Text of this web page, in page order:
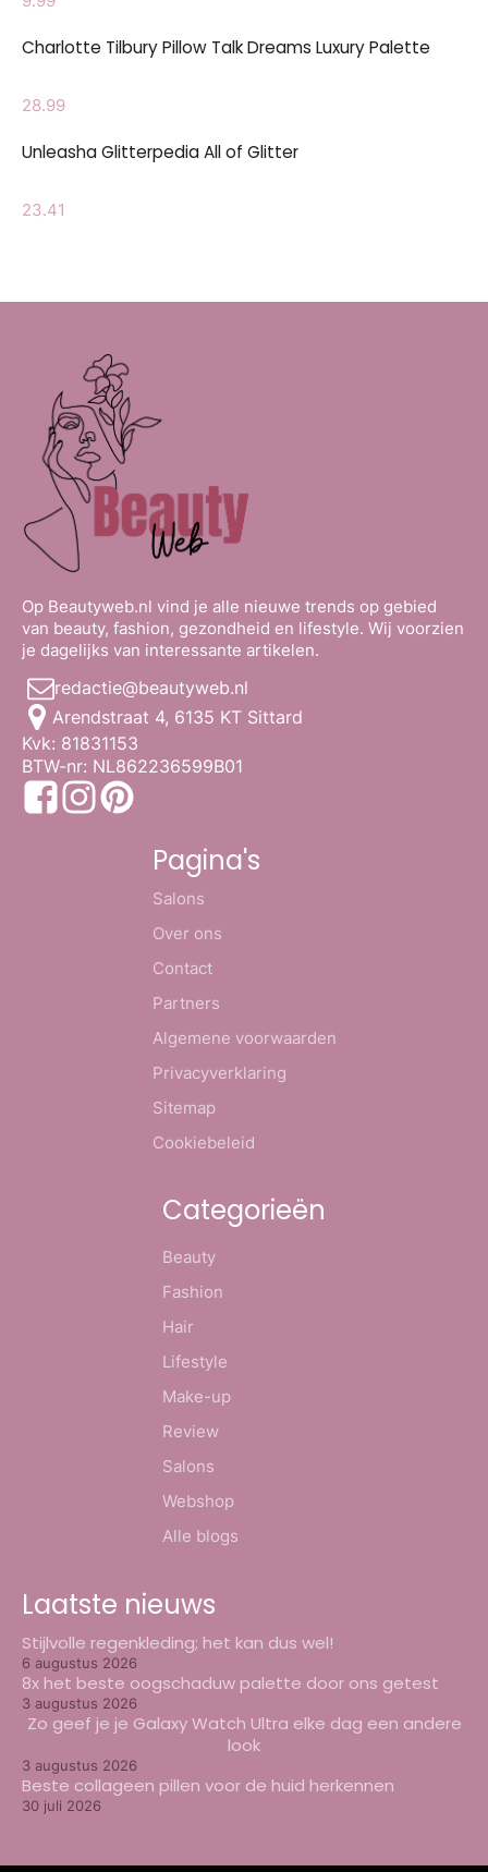
Charlotte Tilbury Pillow Talk Dreams Luxury Palette
28.99
Unleasha Glitterpedia All of Glitter
23.41
Op Beautyweb.nl vind je alle nieuwe trends op gebied
van beauty, fashion, gezondheid en lifestyle. Wij voorzien
je dagelijks van interessante artikelen.
redactie@beautyweb.nl
Arendstraat 4, 6135 KT Sittard
Kvk: 81831153
BTW-nr: NL862236599B01
Pagina's
Salons
Over ons
Contact
Partners
Algemene voorwaarden
Privacyverklaring
Sitemap
Cookiebeleid
Categorieën
Beauty
Fashion
Hair
Lifestyle
Make-up
Review
Salons
Webshop
Alle blogs
Laatste nieuws
Stijlvolle regenkleding; het kan dus wel!
6 augustus 2026
8x het beste oogschaduw palette door ons getest
3 augustus 2026
Zo geef je je Galaxy Watch Ultra elke dag een andere
look
3 augustus 2026
Beste collageen pillen voor de huid herkennen
30 juli 2026